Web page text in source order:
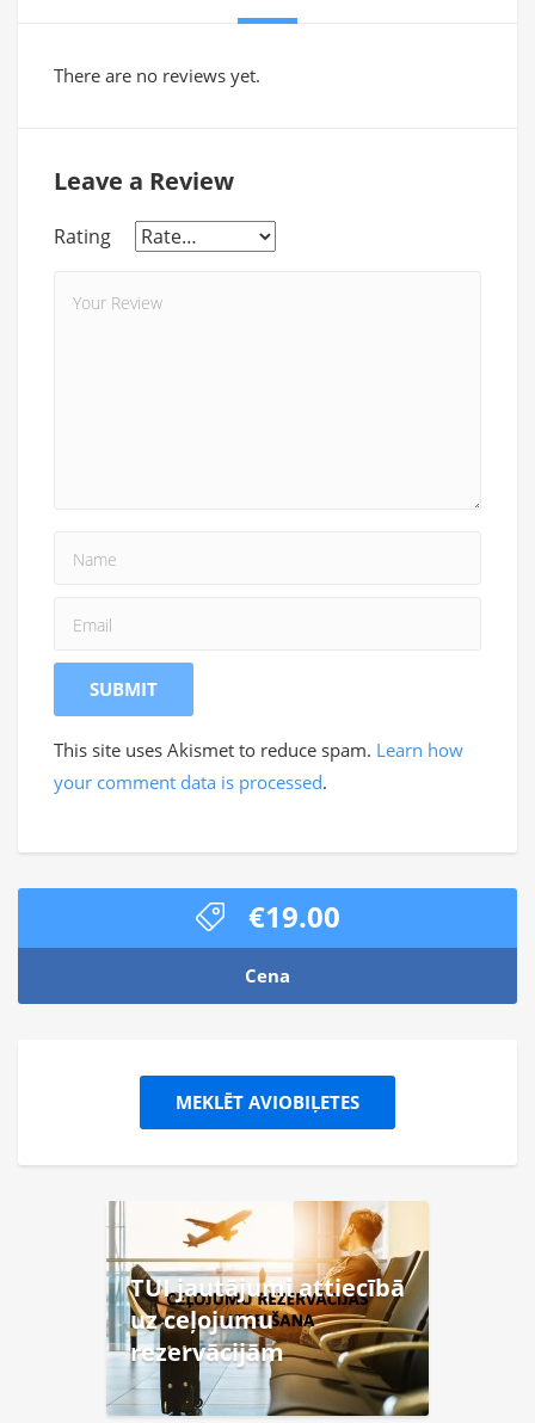
There are no reviews yet.
Leave a Review
Rating
This site uses Akismet to reduce spam. Learn how
your comment data is processed.
€19.00
Cena
MEKLĒT AVIOBIĻETES
TUI jautājumi attiecībā
uz ceļojumu
rezervācijām